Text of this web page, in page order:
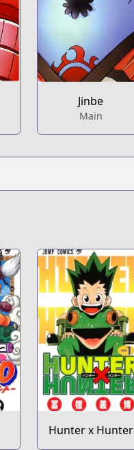
Jinbe
Main
Hunter x Hunter